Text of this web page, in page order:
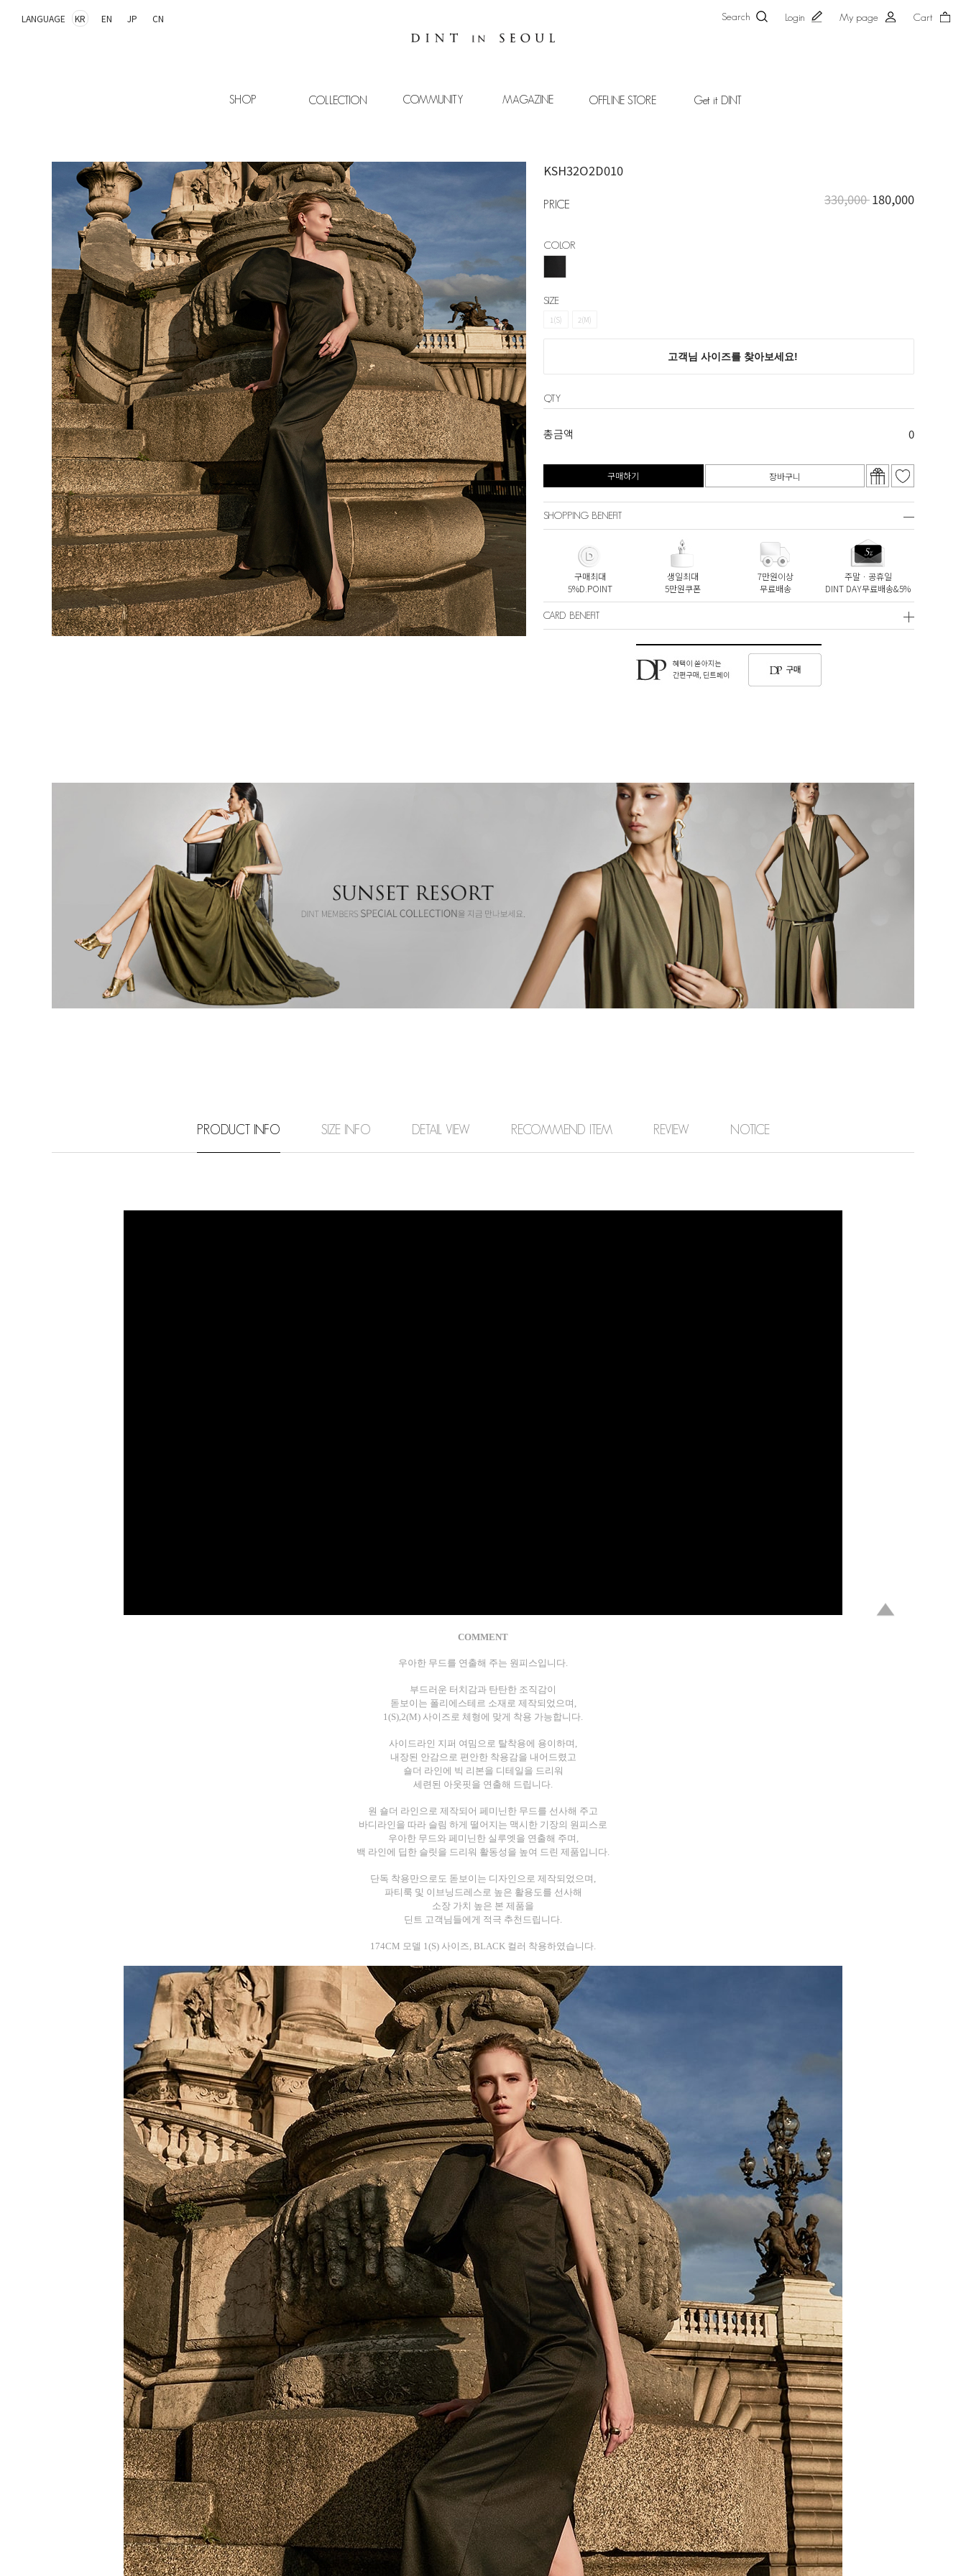
LANGUAGE KR EN JP CN Search Login My page Cart
SHOP COLLECTION COMMUNITY MAGAZINE OFFLINE STORE Get it DINT
KSH32O2D010
PRICE 330,000180,000
COLOR
SIZE
1(S) 2(M)
QTY
총금액 0
구매하기 장바구니
SHOPPING BENEFIT
구매최대
5%D.POINT
생일최대
5만원쿠폰
7만원이상
무료배송
주말ㆍ공휴일
DINT DAY무료배송&5%
CARD BENEFIT
PRODUCT INFO SIZE INFO DETAIL VIEW RECOMMEND ITEM REVIEW NOTICE
COMMENT
우아한 무드를 연출해 주는 원피스입니다.
부드러운 터치감과 탄탄한 조직감이
돋보이는 폴리에스테르 소재로 제작되었으며,
1(S),2(M) 사이즈로 체형에 맞게 착용 가능합니다.
사이드라인 지퍼 여밈으로 탈착용에 용이하며,
내장된 안감으로 편안한 착용감을 내어드렸고
숄더 라인에 빅 리본을 디테일을 드리워
세련된 아웃핏을 연출해 드립니다.
원 숄더 라인으로 제작되어 페미닌한 무드를 선사해 주고
바디라인을 따라 슬림 하게 떨어지는 맥시한 기장의 원피스로
우아한 무드와 페미닌한 실루엣을 연출해 주며,
백 라인에 딥한 슬릿을 드리워 활동성을 높여 드린 제품입니다.
단독 착용만으로도 돋보이는 디자인으로 제작되었으며,
파티룩 및 이브닝드레스로 높은 활용도를 선사해
소장 가치 높은 본 제품을
딘트 고객님들에게 적극 추천드립니다.
174CM 모델 1(S) 사이즈, BLACK 컬러 착용하였습니다.